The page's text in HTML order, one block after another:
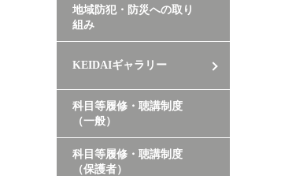
地域防犯・防災への取り
組み
KEIDAIギャラリー
科目等履修・聴講制度
（一般）
科目等履修・聴講制度
（保護者）